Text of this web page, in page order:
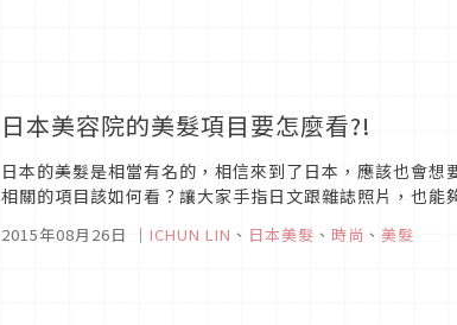
日本美容院的美髮項目要怎麼看?!
日本的美髮是相當有名的，相信來到了日本，應該也會
相關的項目該如何看？讓大家手指日文跟雜誌照片，也
2015年08月26日 ｜ ICHUN LIN 、 日本美髮 、 時尚 、 美髮